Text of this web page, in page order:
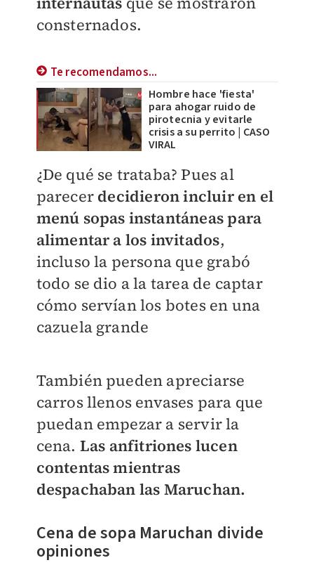
consternados.
Te recomendamos...
Hombre hace 'fiesta'
para ahogar ruido de
pirotecnia y evitarle
crisis a su perrito | CASO
VIRAL
¿De qué se trataba? Pues al
parecer decidieron incluir en el
menú sopas instantáneas para
alimentar a los invitados,
incluso la persona que grabó
todo se dio a la tarea de captar
cómo servían los botes en una
cazuela grande
También pueden apreciarse
carros llenos envases para que
puedan empezar a servir la
cena. Las anfitriones lucen
contentas mientras
despachaban las Maruchan.
Cena de sopa Maruchan divide
opiniones